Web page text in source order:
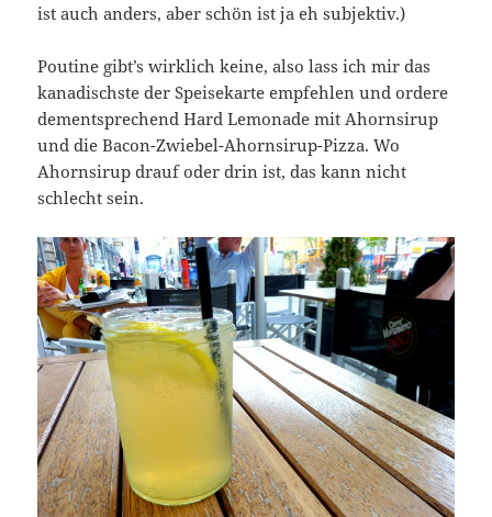
ist auch anders, aber schön ist ja eh subjektiv.)
Poutine gibt’s wirklich keine, also lass ich mir das
kanadischste der Speisekarte empfehlen und ordere
dementsprechend Hard Lemonade mit Ahornsirup
und die Bacon-Zwiebel-Ahornsirup-Pizza. Wo
Ahornsirup drauf oder drin ist, das kann nicht
schlecht sein.